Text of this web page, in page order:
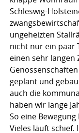
Schleswig-
ungeheizten
nicht nur ein paar
einen sehr langen
geplant und
auch die
haben wir lange
So eine
Vieles läuft schief.